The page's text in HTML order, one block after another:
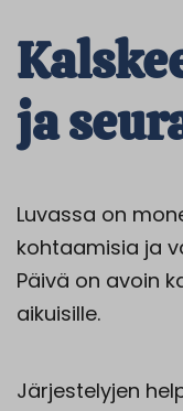
ja
Luvassa on
kohtaamisia ja
Päivä on avoin
aikuisille.
Järjestelyjen